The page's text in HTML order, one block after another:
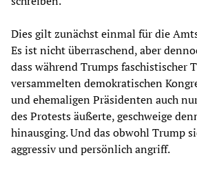
Dies gilt zunächst einmal für die
Es ist nicht überraschend, aber
dass während Trumps faschistischer
versammelten demokratischen
und ehemaligen Präsidenten auch
des Protests äußerte, geschweige
hinausging. Und das obwohl Trump
aggressiv und persönlich angriff.